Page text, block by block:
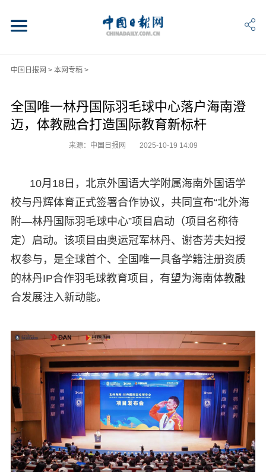
中国日报网 > 本网专稿>
全国唯一林丹国际羽毛球中心落户海南澄
迈，体教融合打造国际教育新标杆
来源：中国日报网 2025-10-19 14:09
10月18日，北京外国语大学附属海南外国语学
校与丹辉体育正式签署合作协议，共同宣布“北外海
附—林丹国际羽毛球中心”项目启动（项目名称待
定）启动。该项目由奥运冠军林丹、谢杏芳夫妇授
权参与，是全球首个、全国唯一具备学籍注册资质
的林丹IP合作羽毛球教育项目，有望为海南体教融
合发展注入新动能。